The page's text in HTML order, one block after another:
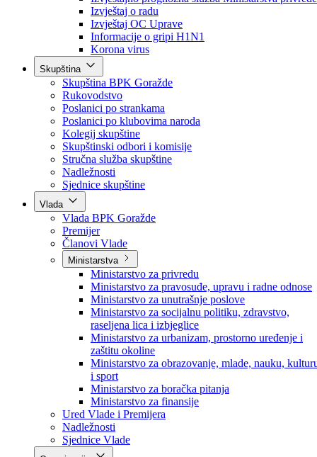
Obavještenja i izvještaji
Obavještenja Vlade
Izvještajno prognozna služba Ministarstva privrede
Izvještaj o radu
Izvještaj OC Uprave
Informacije o gripi H1N1
Korona virus
Skupština
Skupština BPK Goražde
Rukovodstvo
Poslanici po strankama
Poslanici po klubovima naroda
Kolegij skupštine
Skupštinski odbori i komisije
Stručna služba skupštine
Nadležnosti
Sjednice skupštine
Vlada
Vlada BPK Goražde
Premijer
Članovi Vlade
Ministarstva
Ministarstvo za privredu
Ministarstvo za pravosuđe, upravu i radne odnose
Ministarstvo za unutrašnje poslove
Ministarstvo za socijalnu politiku, zdravstvo,
raseljena lica i izbjeglice
Ministarstvo za urbanizam, prostorno uređenje i
zaštitu okoline
Ministarstvo za obrazovanje, mlade, nauku,
i sport
Ministarstvo za boračka pitanja
Ministarstvo za finansije
Ured Vlade i Premijera